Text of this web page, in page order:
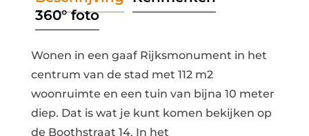
360° foto
Wonen in een gaaf Rijksmonument in het
centrum van de stad met 112 m2
woonruimte en een tuin van bijna 10 meter
diep. Dat is wat je kunt komen bekijken op
de Boothstraat 14. In het